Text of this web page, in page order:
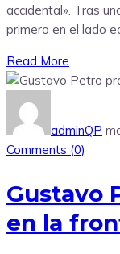
accidental». Tras
primero en el lado
Read More
adminQP
Comments (0)
Gustavo
en la